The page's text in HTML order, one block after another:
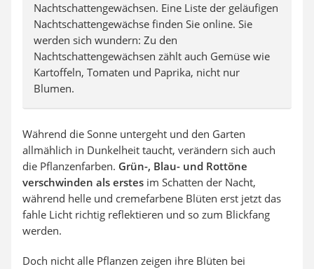
Nachtschattengewächsen. Eine Liste der geläufigen
Nachtschattengewächse finden Sie online. Sie
werden sich wundern: Zu den
Nachtschattengewächsen zählt auch Gemüse wie
Kartoffeln, Tomaten und Paprika, nicht nur
Blumen.
Während die Sonne untergeht und den Garten
allmählich in Dunkelheit taucht, verändern sich auch
die Pflanzenfarben. Grün-, Blau- und Rottöne
verschwinden als erstes im Schatten der Nacht,
während helle und cremefarbene Blüten erst jetzt das
fahle Licht richtig reflektieren und so zum Blickfang
werden.
Doch nicht alle Pflanzen zeigen ihre Blüten bei